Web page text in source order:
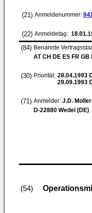
(21) Anmeldenummer:
(22) Anmeldetag:
(84) Benannte
AT CH DE ES FR GB
(30) Priorität: 28.04.1993
29.09.1993
(71) Anmelder: J.D.
D-22880 Wedel (DE)
(54)